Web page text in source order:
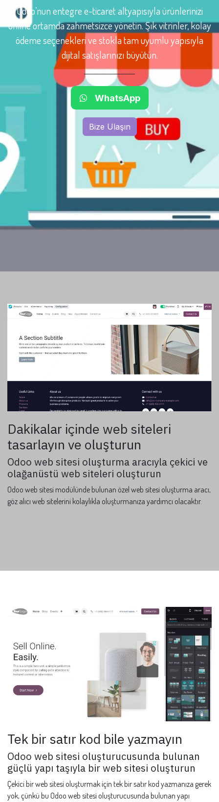
Odoo’nun entegre e-ticaret altyapısıyla ürünlerinizi
online ortamda zahmetsizce yönetin. Şık vitrinler, kolay
ödeme seçenekleri ve stokla tam uyumlu yapısıyla
dijital satışlarınızı büyütün.
Whats​App
Bize Ulaşın
Dakikalar içinde web siteleri
tasarlayın ve oluşturun
Odoo web sitesi oluşturma aracıyla çekici ve
olağanüstü web siteleri oluşturun
Odoo web sitesi modülünde bulunan özel web sitesi oluşturma aracı,
göz alıcı web sitelerini kolaylıkla oluşturmanıza yardımcı olacaktır.
Tek bir satır kod bile yazmayın
Odoo web sitesi oluşturucusunda bulunan
güçlü yapı taşıyla bir web sitesi oluşturun
Çekici bir web sitesi oluşturmak için tek bir satır kod yazmanıza gerek
yok, çünkü bu Odoo web sitesi oluşturucusunda bulunan yapı